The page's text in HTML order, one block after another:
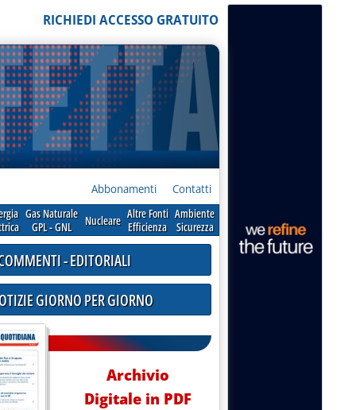
RICHIEDI ACCESSO GRATUITO
Abbonamenti Contatti
Gas Naturale
GPL - GNL
Nucleare Altre Fonti
Efficienza
Ambiente
Sicurezza
- EDITORIALI
GIORNO PER GIORNO
Archivio
Digitale in PDF